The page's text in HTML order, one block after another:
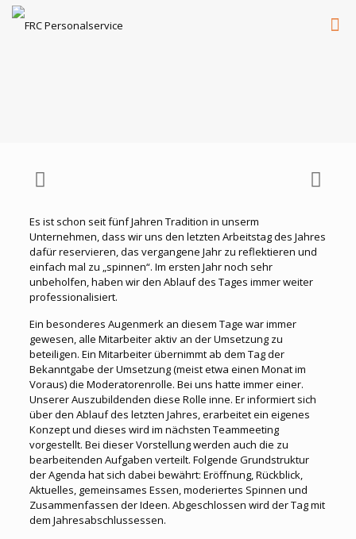
Es ist schon seit fünf Jahren Tradition in unserm
Unternehmen, dass wir uns den letzten Arbeitstag des Jahres
dafür reservieren, das vergangene Jahr zu reflektieren und
einfach mal zu „spinnen“. Im ersten Jahr noch sehr
unbeholfen, haben wir den Ablauf des Tages immer weiter
professionalisiert.
Ein besonderes Augenmerk an diesem Tage war immer
gewesen, alle Mitarbeiter aktiv an der Umsetzung zu
beteiligen. Ein Mitarbeiter übernimmt ab dem Tag der
Bekanntgabe der Umsetzung (meist etwa einen Monat im
Voraus) die Moderatorenrolle. Bei uns hatte immer einer.
Unserer Auszubildenden diese Rolle inne. Er informiert sich
über den Ablauf des letzten Jahres, erarbeitet ein eigenes
Konzept und dieses wird im nächsten Teammeeting
vorgestellt. Bei dieser Vorstellung werden auch die zu
bearbeitenden Aufgaben verteilt. Folgende Grundstruktur
der Agenda hat sich dabei bewährt: Eröffnung, Rückblick,
Aktuelles, gemeinsames Essen, moderiertes Spinnen und
Zusammenfassen der Ideen. Abgeschlossen wird der Tag mit
dem Jahresabschlussessen.